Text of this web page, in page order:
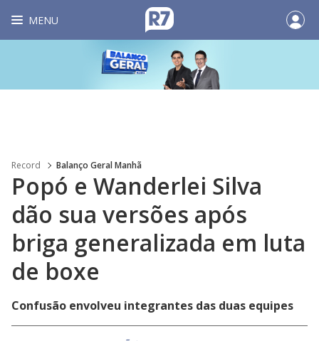
MENU
Record Balanço Geral Manhã
Popó e Wanderlei Silva
dão sua versões após
briga generalizada em luta
de boxe
Confusão envolveu integrantes das duas equipes